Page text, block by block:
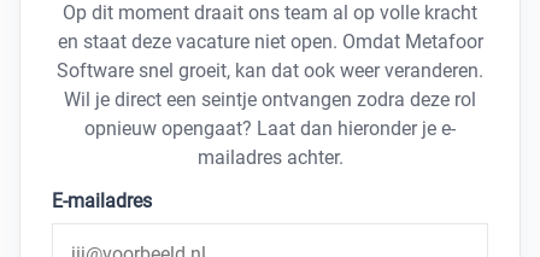
Op dit moment draait ons team al op volle kracht
en staat deze vacature niet open. Omdat Metafoor
Software snel groeit, kan dat ook weer veranderen.
Wil je direct een seintje ontvangen zodra deze rol
opnieuw opengaat? Laat dan hieronder je e-
mailadres achter.
E-mailadres